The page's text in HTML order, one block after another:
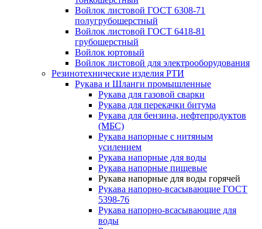
Войлок листовой ГОСТ 6308-71
полугрубошерстный
Войлок листовой ГОСТ 6418-81
грубошерстный
Войлок юртовый
Войлок листовой для электрооборудования
Резинотехнические изделия РТИ
Рукава и Шланги промышленные
Рукава для газовой сварки
Рукава для перекачки битума
Рукава для бензина, нефтепродуктов
(МБС)
Рукава напорные с нитяным
усилением
Рукава напорные для воды
Рукава напорные пищевые
Рукава напорные для воды горячей
Рукава напорно-всасывающие ГОСТ
5398-76
Рукава напорно-всасывающие для
воды